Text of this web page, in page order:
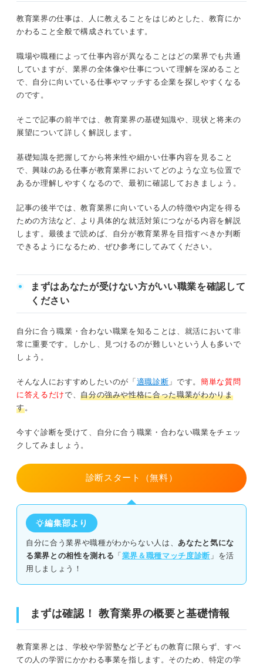
フリースクール
人材育成・研修会社
どんな人が働きやすい？ 教育業界への就職が向い
ている人の特徴6つ
①一人ひとりの成長に寄り添える
②相手の理解度に合わせた伝え方ができる
④周囲と協力して環境を作り上げられる
⑤周囲の変化に敏感に気づける
キャリアコンサルタントが解説！ 教育業界で働く
うえでの注意点
教えることが好きなだけはNG！ 教育業界に就職す
るための3つのポイント
なりの考えを持つ
②教育業界で求められる強みの具体的なエ
③多種多様な学び方を理解する
望動機&自己PRの例文
教育業界の志望動機の例文
教育業界の自己PRの例文
子どもや学習にかかわる教育業界が自分に向いてい
るか適性を見極めよう
教育業界の仕事は、人に教えることをはじめとした、教育にか
かわること全般で構成されています。
職場や職種によって仕事内容が異なることはどの業界でも共通
していますが、業界の全体像や仕事について理解を深めること
で、自分に向いている仕事やマッチする企業を探しやすくなる
のです。
そこで記事の前半では、教育業界の基礎知識や、現状と将来の
展望について詳しく解説します。
基礎知識を把握してから将来性や細かい仕事内容を見ること
で、興味のある仕事が教育業界においてどのような立ち位置で
あるか理解しやすくなるので、最初に確認しておきましょう。
記事の後半では、教育業界に向いている人の特徴や内定を得る
ための方法など、より具体的な就活対策につながる内容を解説
します。最後まで読めば、自分が教育業界を目指すべきか判断
できるようになるため、ぜひ参考にしてみてください。
まずはあなたが受けない方がいい職業を確認して
ください
自分に合う職業・合わない職業を知ることは、就活において非
常に重要です。しかし、見つけるのが難しいという人も多いで
しょう。
そんな人におすすめしたいのが「 適職診断 」です。 簡単な質問
に答えるだけで、自分の強みや性格に合った職業がわかりま
す。
今すぐ診断を受けて、自分に合う職業・合わない職業をチェッ
クしてみましょう。
診断スタート（無料）
編集部より
自分に合う業界や職種がわからない人は、 あなたと気にな
る業界との相性を測れる 「 業界＆職種マッチ度診断 」を活
用しましょう！
まずは確認！ 教育業界の概要と基礎情報
教育業界とは、学校や学習塾など子どもの教育に限らず、すべ
ての人の学習にかかわる事業を指します。そのため、特定の学
課題①少子化による学習塾の倒産が増加している
変化①センター試験の廃止に伴う大学入学共通テストが実施さ
れた
変化③英語とプログラミング学習の需要が増えている
将来性①テクノロジーを活用した教育が盛んになる
将来性②2019年からGIGAスクール構想が開始された
これからの教育業界はどうなる？ 少子化による影響をプ
ロが解説
個人向けの教育事業
企業向けの教育事業
塾以外も多数存在！ 7つの職場から見る教育業界の仕事内
容
学校教育機関
学習塾・予備校
カルチャースクール
フリースクール
通信教育会社
人材育成・研修会社
教材・教育サービス開発会社
どんな人が働きやすい？ 教育業界への就職が向いている
人の特徴6つ
①一人ひとりの成長に寄り添える
③何事も前向きに学び続けられる